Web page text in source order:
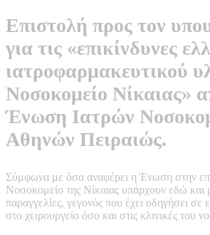
Επιστολή προς τον
για τις «επικίνδυνες
ιατροφαρμακευτικού
Νοσοκομείο Νίκαιας»
Ένωση Ιατρών
Αθηνών Πειραιώς.
Σύμφωνα με όσα αναφέρει η Ένωση στην
Νοσοκομείο της Νίκαιας υπάρχουν εδώ και
παραγγελίες, γεγονός που έχει οδηγήσει σε
στο χειρουργείο όσο και στις κλινικές του